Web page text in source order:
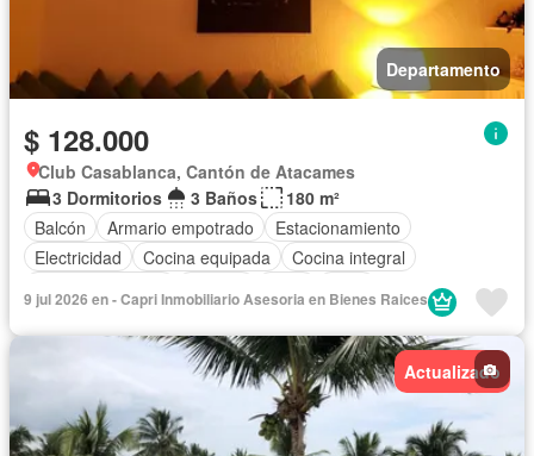
Departamento
$ 128.000
Club Casablanca, Cantón de Atacames
3 Dormitorios
3 Baños
180 m²
Balcón
Armario empotrado
Estacionamiento
Electricidad
Cocina equipada
Cocina integral
Área para niños
Acceso para personas con discapacidad
Jardín
Seguridad
Piscina
Cancha de tenis
Completamente amoblado
9 jul 2026 en - Capri Inmobiliario Asesoria en Bienes Raices
Actualizado